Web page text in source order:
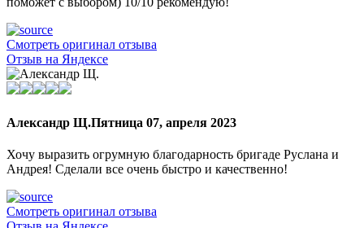
Смотреть оригинал отзыва
Отзыв на Яндексе
Александр Щ.Пятница 07, апреля 2023
Хочу выразить огрумную благодарность бригаде Руслана и
Андрея! Сделали все очень быстро и качественно!
Смотреть оригинал отзыва